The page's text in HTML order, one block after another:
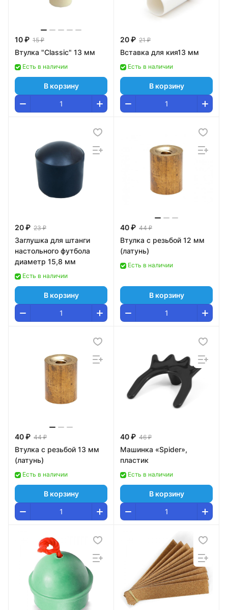
10 ₽ 15 ₽
Втулка "Classic" 13 мм
Есть в наличии
В корзину
20 ₽ 21 ₽
Вставка для кия13 мм
Есть в наличии
В корзину
20 ₽ 23 ₽
Заглушка для штанги
настольного футбола
диаметр 15,8 мм
Есть в наличии
В корзину
40 ₽ 44 ₽
Втулка с резьбой 12 мм
(латунь)
Есть в наличии
В корзину
40 ₽ 44 ₽
Втулка с резьбой 13 мм
(латунь)
Есть в наличии
В корзину
40 ₽ 46 ₽
Машинка «Spider»,
пластик
Есть в наличии
В корзину